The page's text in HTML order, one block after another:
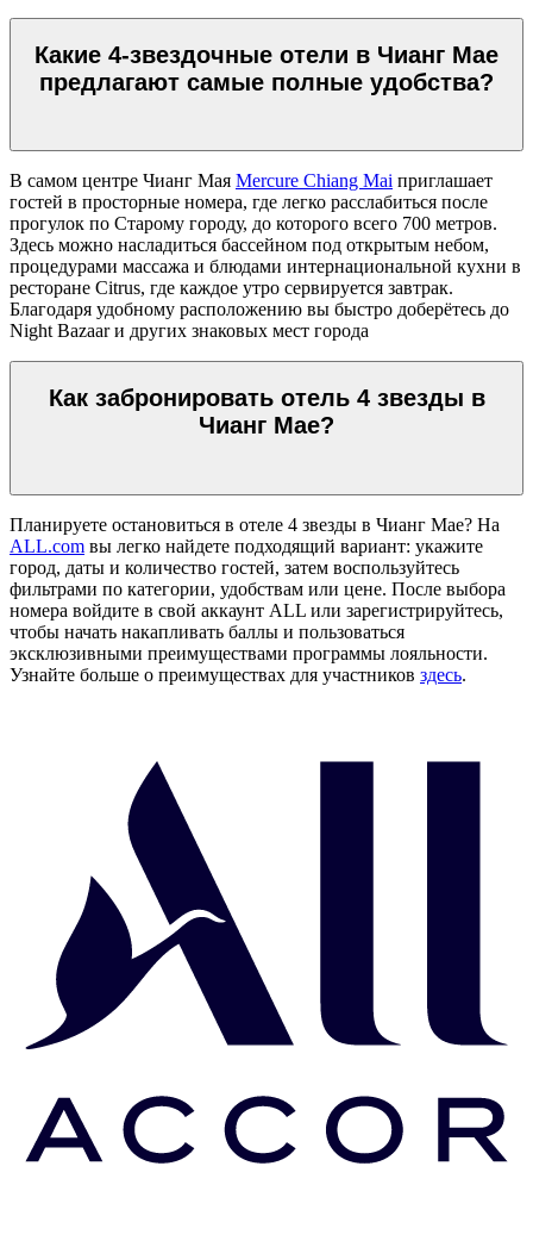
Какие 4-звездочные отели в Чианг Мае
предлагают самые полные удобства?
В самом центре Чианг Мая Mercure Chiang Mai приглашает
гостей в просторные номера, где легко расслабиться после
прогулок по Старому городу, до которого всего 700 метров.
Здесь можно насладиться бассейном под открытым небом,
процедурами массажа и блюдами интернациональной кухни в
ресторане Citrus, где каждое утро сервируется завтрак.
Благодаря удобному расположению вы быстро доберётесь до
Night Bazaar и других знаковых мест города
Как забронировать отель 4 звезды в
Чианг Мае?
Планируете остановиться в отеле 4 звезды в Чианг Мае? На
ALL.com вы легко найдете подходящий вариант: укажите
город, даты и количество гостей, затем воспользуйтесь
фильтрами по категории, удобствам или цене. После выбора
номера войдите в свой аккаунт ALL или зарегистрируйтесь,
чтобы начать накапливать баллы и пользоваться
эксклюзивными преимуществами программы лояльности.
Узнайте больше о преимуществах для участников здесь.